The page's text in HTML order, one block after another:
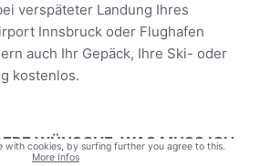
verspäteter Landung Ihres
Innsbruck oder Flughafen
auch Ihr Gepäck, Ihre Ski- oder
kostenlos.
WÜNSCHE, WAS MUSS ICH
with cookies, by surfing further you agree to this.
More Infos